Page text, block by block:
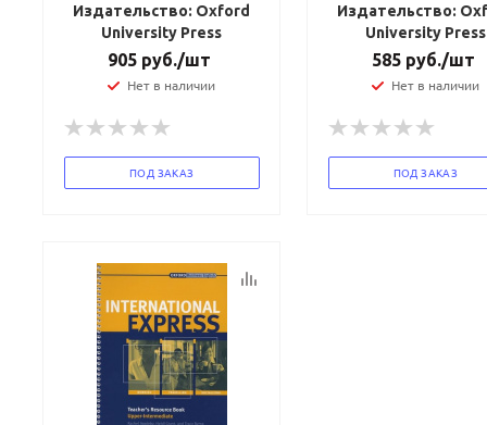
Издательство: Oxford
University Press
905 руб./шт
Нет в наличии
ПОД ЗАКАЗ
Издательство:
University Press
585руб./шт
Нет в наличии
ПОД ЗАКАЗ